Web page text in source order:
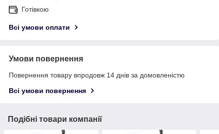
Готівкою
Всі умови оплати
Умови повернення
Повернення товару впродовж 14 днів за домовленістю
Всі умови повернення
Подібні товари компанії